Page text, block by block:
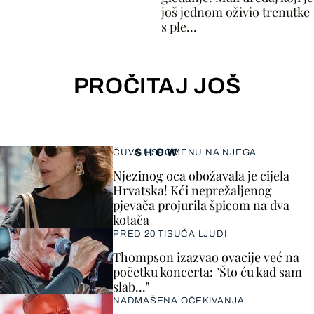
još jednom oživio trenutke
s ple...
PROČITAJ JOŠ
SHOW
ČUVA USPOMENU NA NJEGA
Njezinog oca obožavala je cijela
Hrvatska! Kći neprežaljenog
pjevača projurila špicom na dva
kotača
PRED 20 TISUĆA LJUDI
Thompson izazvao ovacije već na
početku koncerta: "Što ću kad sam
slab..."
NADMAŠENA OČEKIVANJA